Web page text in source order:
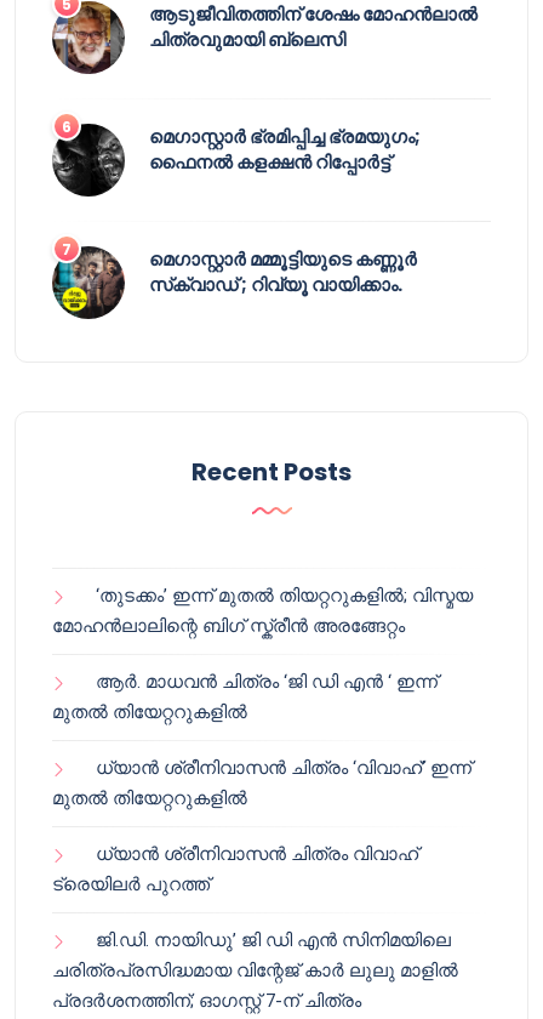
ആടുജീവിതത്തിന് ശേഷം മോഹൻലാൽ
ചിത്രവുമായി ബ്ലെസി
മെഗാസ്റ്റാർ ഭ്രമിപ്പിച്ച ഭ്രമയുഗം;
ഫൈനൽ കളക്ഷൻ റിപ്പോർട്ട്
മെഗാസ്റ്റാർ മമ്മൂട്ടിയുടെ കണ്ണൂർ
സ്‌ക്വാഡ് ; റിവ്യൂ വായിക്കാം.
Recent Posts
‘തുടക്കം’ ഇന്ന് മുതൽ തിയറ്ററുകളിൽ; വിസ്മയ
മോഹൻലാലിന്റെ ബിഗ് സ്ക്രീൻ അരങ്ങേറ്റം
ആർ. മാധവൻ ചിത്രം ‘ജി ഡി എൻ ‘ ഇന്ന്
മുതൽ തിയേറ്ററുകളിൽ
ധ്യാൻ ശ്രീനിവാസൻ ചിത്രം ‘വിവാഹ്’ ഇന്ന്
മുതൽ തിയേറ്ററുകളിൽ
ധ്യാൻ ശ്രീനിവാസൻ ചിത്രം വിവാഹ്
ട്രെയിലർ പുറത്ത്
ജി.ഡി. നായിഡു’ ജി ഡി എൻ സിനിമയിലെ
ചരിത്രപ്രസിദ്ധമായ വിന്റേജ് കാർ ലുലു മാളിൽ
പ്രദർശനത്തിന്; ഓഗസ്റ്റ് 7-ന് ചിത്രം